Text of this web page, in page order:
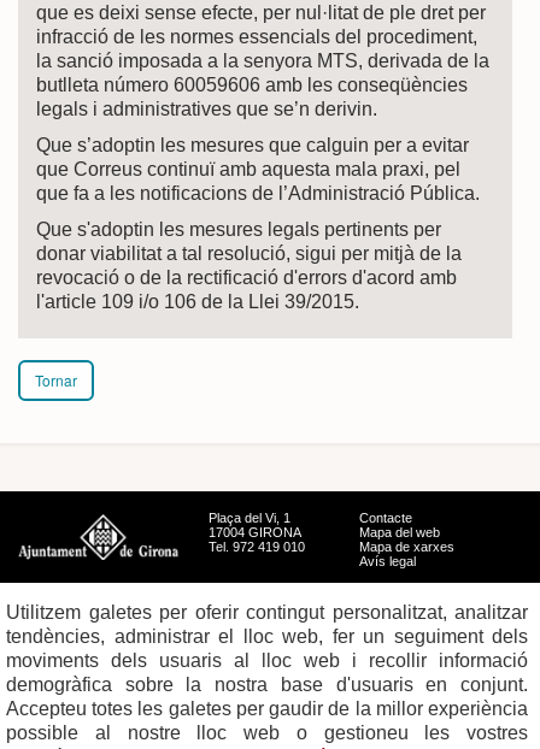
que es deixi sense efecte, per nul·litat de ple dret per
infracció de les normes essencials del procediment,
la sanció imposada a la senyora MTS, derivada de la
butlleta número 60059606 amb les conseqüències
legals i administratives que se’n derivin.
Que s’adoptin les mesures que calguin per a evitar
que Correus continuï amb aquesta mala praxi, pel
que fa a les notificacions de l’Administració Pública.
Que s'adoptin les mesures legals pertinents per
donar viabilitat a tal resolució, sigui per mitjà de la
revocació o de la rectificació d'errors d'acord amb
l'article 109 i/o 106 de la Llei 39/2015.
Tornar
Plaça del Vi, 1
17004 GIRONA
Tel. 972 419 010
Contacte
Mapa del web
Mapa de xarxes
Avís legal
Utilitzem galetes per oferir contingut personalitzat, analitzar
tendències, administrar el lloc web, fer un seguiment dels
moviments dels usuaris al lloc web i recollir informació
demogràfica sobre la nostra base d'usuaris en conjunt.
Accepteu totes les galetes per gaudir de la millor experiència
possible al nostre lloc web o gestioneu les vostres